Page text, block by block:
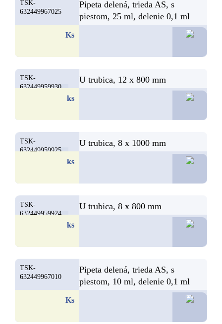
TSK-
632449967025
Pipeta delená, trieda AS, s
piestom, 25 ml, delenie 0,1 ml
Ks
TSK-
632449959930
U trubica, 12 x 800 mm
ks
TSK-
632449959925
U trubica, 8 x 1000 mm
ks
TSK-
632449959924
U trubica, 8 x 800 mm
ks
TSK-
632449967010
Pipeta delená, trieda AS, s
piestom, 10 ml, delenie 0,1 ml
Ks